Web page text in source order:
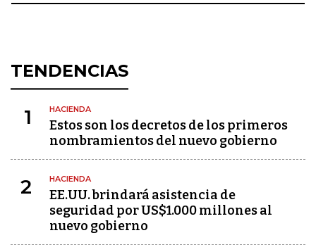
TENDENCIAS
1 HACIENDA
Estos son los decretos de los primeros
nombramientos del nuevo gobierno
2 HACIENDA
EE.UU. brindará asistencia de
seguridad por US$1.000 millones al
nuevo gobierno